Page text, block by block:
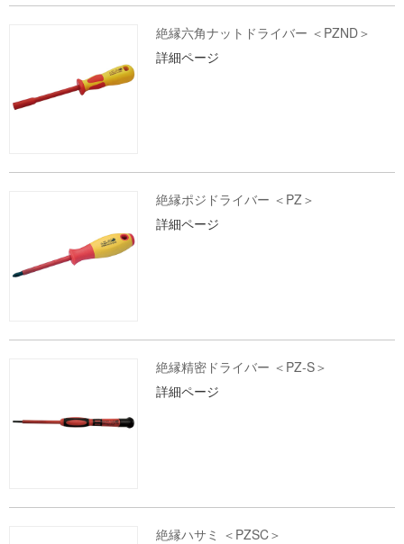
絶縁六角ナットドライバー ＜PZND＞
詳細ページ
絶縁ポジドライバー ＜PZ＞
詳細ページ
絶縁精密ドライバー ＜PZ-S＞
詳細ページ
絶縁ハサミ ＜PZSC＞